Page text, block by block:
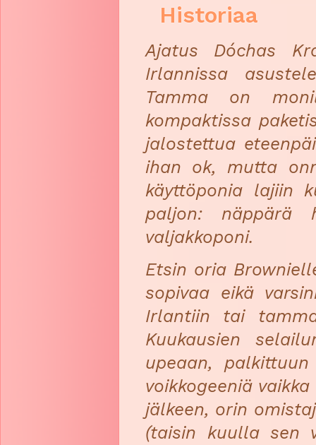
Historiaa
Ajatus Dóchas
Irlannissa
Tamma on
kompaktissa
jalostettua
ihan ok, mutta
käyttöponia lajiin
paljon: näppärä
valjakkoponi.
Etsin oria
sopivaa eikä
Irlantiin tai
Kuukausien
upeaan,
voikkogeeniä
jälkeen, orin
(taisin kuulla sen